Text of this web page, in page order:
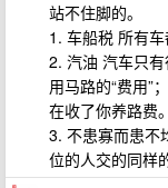
站不住脚的。
1. 车船税 所有车
2. 汽油 汽车只
用马路的“费用”
在收了你养路费。
3. 不患寡而患不
位的人交的同样